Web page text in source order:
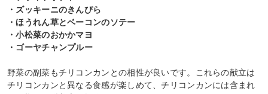
・ズッキーニのきんぴら
・ほうれん草とベーコンのソテー
・小松菜のおかかマヨ
・ゴーヤチャンプルー
野菜の副菜もチリコンカンとの相性が良いです。これらの献立は
チリコンカンと異なる食感が楽しめて、チリコンカンには含まれ